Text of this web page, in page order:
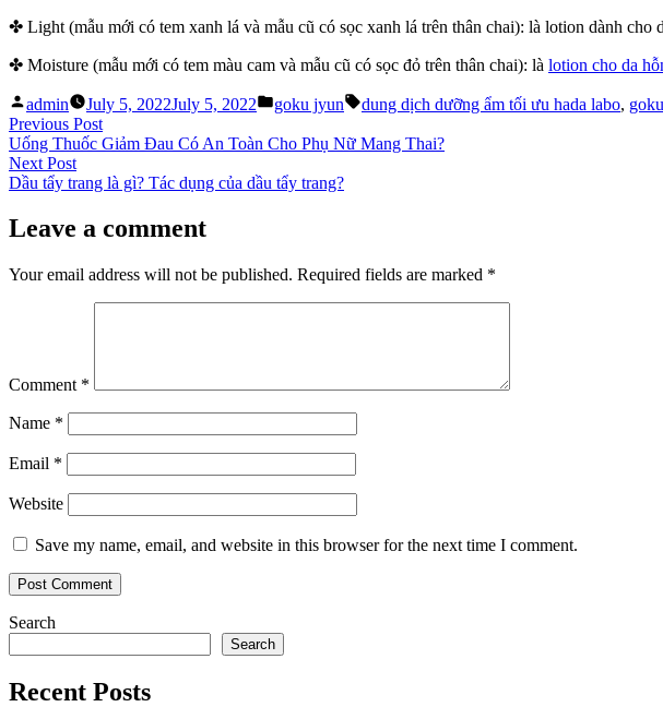
✤ Light (mẫu mới có tem xanh lá và mẫu cũ có sọc xanh lá trên thân chai): là lotion dành cho
✤ Moisture (mẫu mới có tem màu cam và mẫu cũ có sọc đỏ trên thân chai): là lotion cho da
Posted
by
admin July 5, 2022July 5, 2022
Posted
goku jyun Tags:
dung dịch dưỡng ẩm tối ưu hada labo,
Post
navigation
Previous PostPrevious
post:
Uống Thuốc Giảm Đau Có An Toàn Cho Phụ Nữ Mang Thai?
Next PostNext
post:
Dầu tẩy trang là gì? Tác dụng của dầu tẩy trang?
Leave a comment
Your email address will not be published. Required fields are marked *
Comment *
Name *
Email *
Website
Save my name, email, and website in this browser for the next time I comment.
Search
Search
Recent Posts